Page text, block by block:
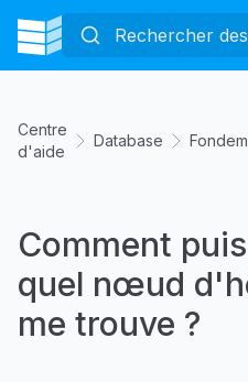
Centre
d'aide
Database
Comment
quel nœud
me trouve ?